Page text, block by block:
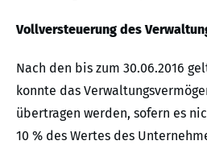
Vollversteuerung des
Nach den bis zum 30.06.2016
konnte das
übertragen werden, sofern es
10 % des Wertes des